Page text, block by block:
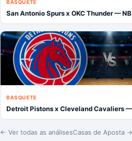
BASQUETE
San Antonio Spurs x OKC Thunder —
BASQUETE
Detroit Pistons x Cleveland Cavaliers
← Ver todas as análisesCasas de Aposta →